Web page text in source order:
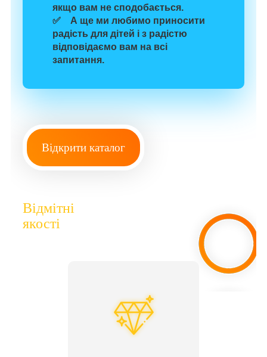
якщо вам не сподобається.
✅ А ще ми любимо приносити
радість для дітей і з радістю
відповідаємо вам на всі
запитання.
Відкрити каталог
Відмітні
якості